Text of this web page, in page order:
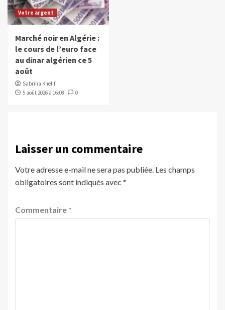
Votre argent
Marché noir en Algérie :
le cours de l’euro face
au dinar algérien ce 5
août
Sabrina Khelifi
5 août 2026 à 16:08
0
Laisser un commentaire
Votre adresse e-mail ne sera pas publiée. Les champs
obligatoires sont indiqués avec *
Commentaire *